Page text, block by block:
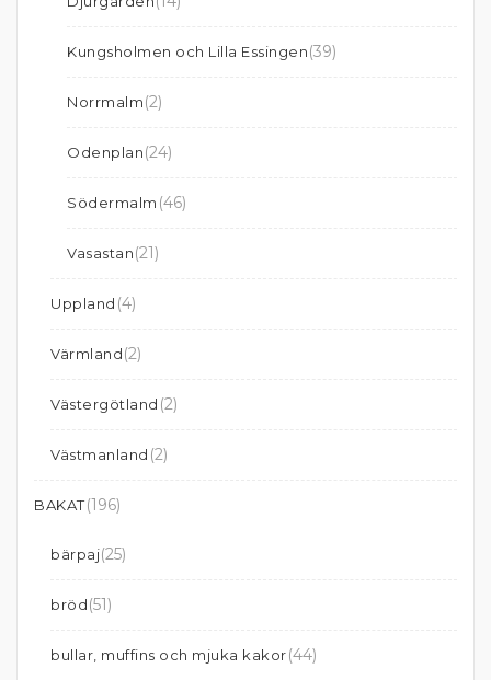
Kungsholmen och Lilla Essingen(39)
Norrmalm(2)
Odenplan(24)
Södermalm (46)
Vasastan(21)
Uppland (4)
Värmland(2)
Västergötland (2)
Västmanland (2)
BAKAT(196)
bärpaj(25)
bröd(51)
bullar, muffins och mjuka kakor(44)